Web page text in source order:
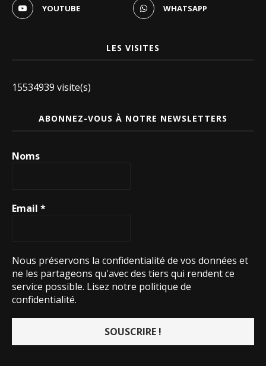
YOUTUBE WHATSAPP
LES VISITES
15534939 visite(s)
ABONNEZ-VOUS À NOTRE NEWSLETTERS
Noms
Email *
Nous préservons la confidentialité de vos données et
ne les partageons qu'avec des tiers qui rendent ce
service possible. Lisez notre politique de
confidentialité.